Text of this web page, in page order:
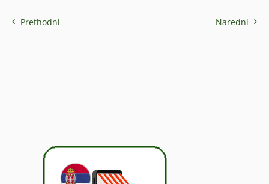
Prethodni Naredni